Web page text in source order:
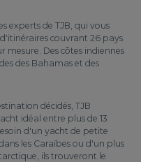
experts de TJB, qui vous
couvrant 26 pays
mesure. Des côtes indiennes
des Bahamas et des
décidés, TJB
idéal entre plus de 13
d'un yacht de petite
les Caraïbes ou d'un plus
ils trouveront le